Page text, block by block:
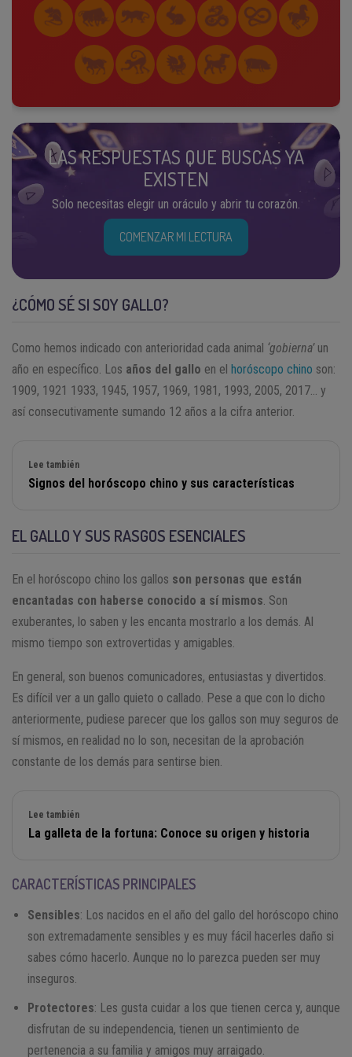
LAS RESPUESTAS QUE BUSCAS YA
EXISTEN
Solo necesitas elegir un oráculo y abrir tu corazón.
COMENZAR MI LECTURA
¿CÓMO SÉ SI SOY GALLO?
Como hemos indicado con anterioridad cada animal ‘gobierna’un
año en específico. Los años del gallo en el horóscopo chino son:
1909, 1921 1933, 1945, 1957, 1969, 1981, 1993, 2005, 2017… y
así consecutivamente sumando 12 años a la cifra anterior.
Lee también
Signos del horóscopo chino y sus características
EL GALLO Y SUS RASGOS ESENCIALES
En el horóscopo chino los gallos son personas que están
encantadas con haberse conocido a sí mismos. Son
exuberantes, lo saben y les encanta mostrarlo a los demás. Al
mismo tiempo son extrovertidas y amigables.
En general, son buenos comunicadores, entusiastas y divertidos.
Es difícil ver a un gallo quieto o callado. Pese a que con lo dicho
anteriormente, pudiese parecer que los gallos son muy seguros de
sí mismos, en realidad no lo son, necesitan de la aprobación
constante de los demás para sentirse bien.
Lee también
La galleta de la fortuna: Conoce su origen y historia
CARACTERÍSTICAS PRINCIPALES
Sensibles: Los nacidos en el año del gallo del horóscopo chino
son extremadamente sensibles y es muy fácil hacerles daño si
sabes cómo hacerlo. Aunque no lo parezca pueden ser muy
inseguros.
Protectores: Les gusta cuidar a los que tienen cerca y, aunque
disfrutan de su independencia, tienen un sentimiento de
pertenencia a su familia y amigos muy arraigado.